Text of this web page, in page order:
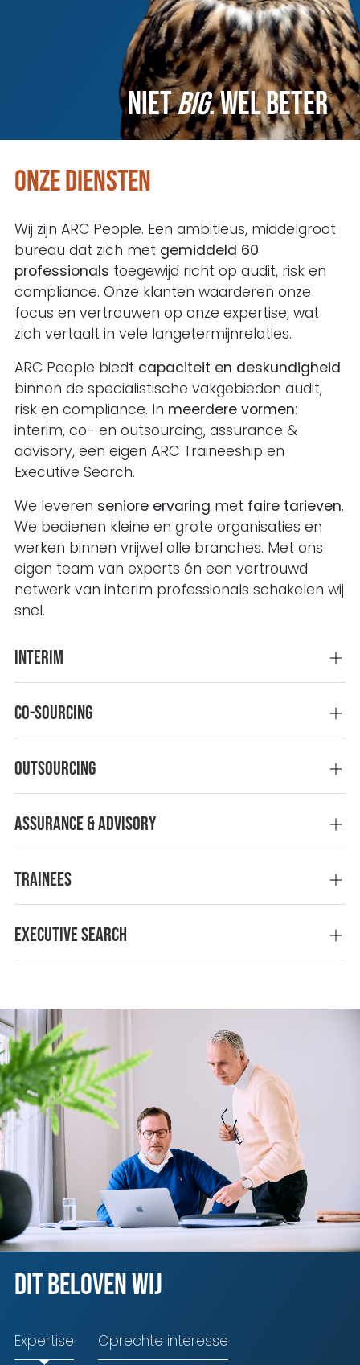
Nietbig.wel beter
Onze diensten
Wij zijn ARC People. Een ambitieus, middelgroot
bureau dat zich met gemiddeld 60
professionals toegewijd richt op audit, risk en
compliance. Onze klanten waarderen onze
focus en vertrouwen op onze expertise, wat
zich vertaalt in vele langetermijnrelaties.
ARC People biedt capaciteit en deskundigheid
binnen de specialistische vakgebieden audit,
risk en compliance. In meerdere vormen:
interim, co- en outsourcing, assurance &
advisory, een eigen ARC Traineeship en
Executive Search.
We leveren seniore ervaring met faire tarieven.
We bedienen kleine en grote organisaties en
werken binnen vrijwel alle branches. Met ons
eigen team van experts én een vertrouwd
netwerk van interim professionals schakelen wij
snel.
Interim
Co-sourcing
Outsourcing
Assurance & advisory
Trainees
Executive Search
Dit beloven wij
Expertise Oprechte interesse